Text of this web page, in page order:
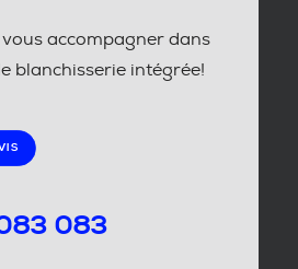
vous accompagner dans
blanchisserie intégrée!
083